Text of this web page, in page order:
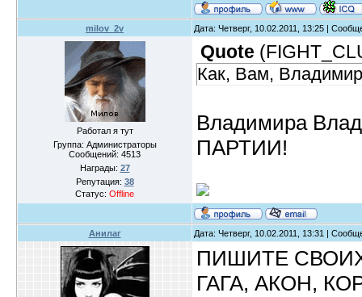
milov_2v Дата: Четверг, 10.02.2011, 13:25 |
Работал я тут
Группа: Администраторы
Сообщений: 4513
Награды: 27
Репутация: 38
Статус: Offline
Quote (
Как, Вам,
Владимира
ПАРТИИ!
Анилаг Дата: Четверг, 10.02.2011, 13:31 |
ПИШИТЕ
ГАГА, АКОН,